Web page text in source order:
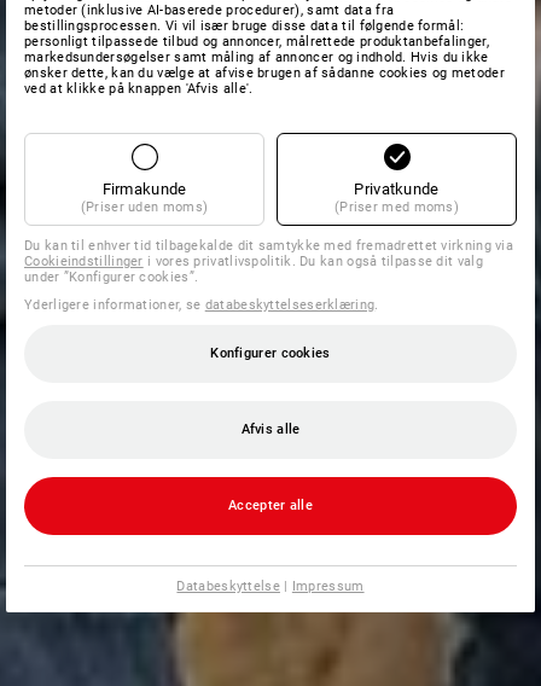
metoder (inklusive AI-baserede procedurer), samt data fra
bestillingsprocessen. Vi vil især bruge disse data til følgende formål:
personligt tilpassede tilbud og annoncer, målrettede produktanbefalinger,
markedsundersøgelser samt måling af annoncer og indhold. Hvis du ikke
ønsker dette, kan du vælge at afvise brugen af sådanne cookies og metoder
ved at klikke på knappen 'Afvis alle'.
Firmakunde
(Priser uden moms)
Privatkunde
(Priser med moms)
Du kan til enhver tid tilbagekalde dit samtykke med fremadrettet virkning via
Cookieindstillinger i vores privatlivspolitik. Du kan også tilpasse dit valg
under ”Konfigurer cookies”.
Yderligere informationer, se databeskyttelseserklæring
Konfigurer cookies
Afvis alle
Accepter alle
Databeskyttelse| Impressum